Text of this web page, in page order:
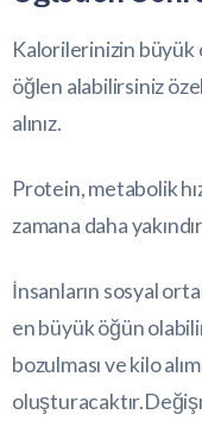
Kalorilerinizin büyük
öğlen alabilirsiniz
alınız.
Protein, metabolik
zamana daha
İnsanların sosyal
en büyük öğün
bozulması ve kilo